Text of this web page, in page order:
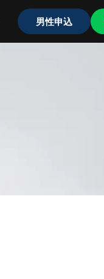
男性申込